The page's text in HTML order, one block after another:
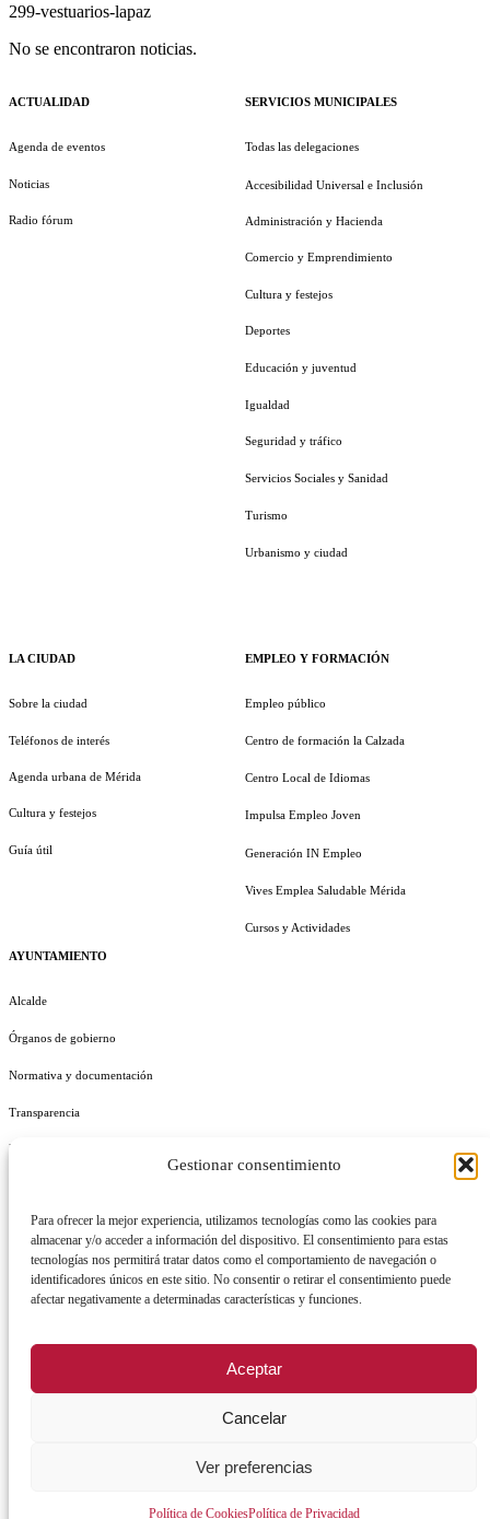
Gestionar consentimiento
Para ofrecer la mejor experiencia, utilizamos tecnologías como las cookies para
almacenar y/o acceder a información del dispositivo. El consentimiento para estas
tecnologías nos permitirá tratar datos como el comportamiento de navegación o
identificadores únicos en este sitio. No consentir o retirar el consentimiento puede
afectar negativamente a determinadas características y funciones.
Aceptar
Cancelar
Ver preferencias
Política de CookiesPolítica de Privacidad
299-vestuarios-lapaz
No se encontraron noticias.
ACTUALIDAD
Agenda de eventos
Noticias
Radio fórum
LA CIUDAD
Sobre la ciudad
Teléfonos de interés
Agenda urbana de Mérida
Cultura y festejos
Guía útil
AYUNTAMIENTO
Alcalde
Órganos de gobierno
Normativa y documentación
Transparencia
Perfil del contratante
Identidad Corporativa
SERVICIOS MUNICIPALES
Todas las delegaciones
Accesibilidad Universal e Inclusión
Administración y Hacienda
Comercio y Emprendimiento
Cultura y festejos
Deportes
Educación y juventud
Igualdad
Seguridad y tráfico
Servicios Sociales y Sanidad
Turismo
Urbanismo y ciudad
EMPLEO Y FORMACIÓN
Empleo público
Centro de formación la Calzada
Centro Local de Idiomas
Impulsa Empleo Joven
Generación IN Empleo
Vives Emplea Saludable Mérida
Cursos y Actividades
AVISO LEGAL
POLÍTICA DE SEGURIDAD